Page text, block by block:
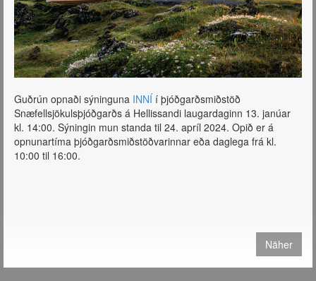
Guðrún opnaði sýninguna INNÍí þjóðgarðsmiðstöð
Snæfellsjökulsþjóðgarðs á Hellissandi laugardaginn 13. janúar
kl. 14:00. Sýningin mun standa til 24. apríl 2024. Opið er á
opnunartíma þjóðgarðsmiðstöðvarinnar eða daglega frá kl.
10:00 til 16:00.
Näher